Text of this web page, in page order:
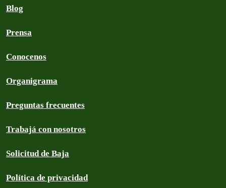
Blog
Prensa
Conocenos
Organigrama
Preguntas frecuentes
Trabajá con nosotros
Solicitud de Baja
Política de privacidad